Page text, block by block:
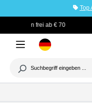
Top
PayPal